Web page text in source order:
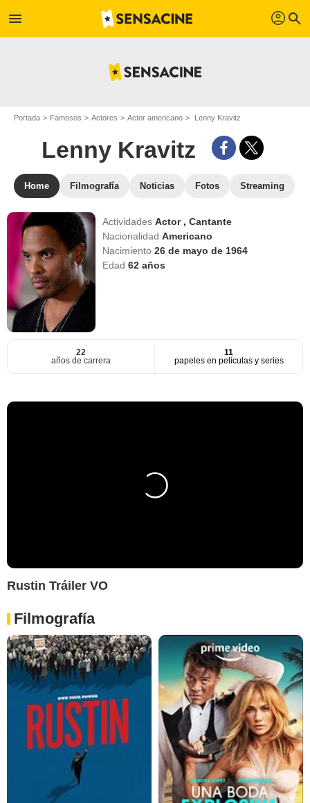
menu profil search
Portada Famosos Actores Actor americano Lenny Kravitz
Lenny Kravitz
Home Filmografía Noticias Fotos Streaming
ActividadesActor ,Cantante
NacionalidadAmericano
Nacimiento26 de mayo de 1964
Edad62 años
22
años de carrera
11
papeles en películas y series
Rustin Tráiler VO
Filmografía